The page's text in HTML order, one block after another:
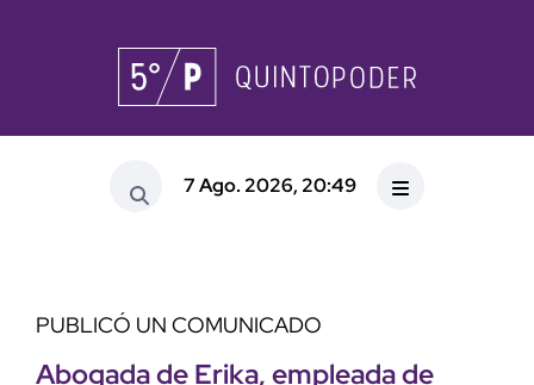
7 Ago. 2026, 20:49
PUBLICÓ UN COMUNICADO
Abogada de Erika, empleada de